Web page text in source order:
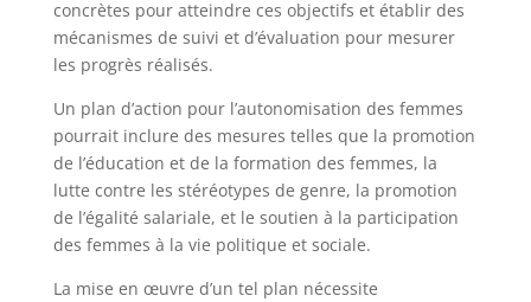
concrètes pour atteindre ces objectifs et établir des
mécanismes de suivi et d’évaluation pour mesurer
les progrès réalisés.
Un plan d’action pour l’autonomisation des femmes
pourrait inclure des mesures telles que la promotion
de l’éducation et de la formation des femmes, la
lutte contre les stéréotypes de genre, la promotion
de l’égalité salariale, et le soutien à la participation
des femmes à la vie politique et sociale.
La mise en œuvre d’un tel plan nécessite